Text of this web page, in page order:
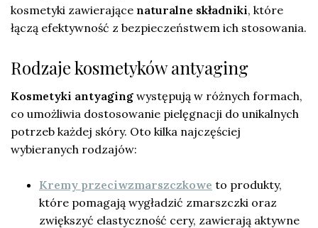
kosmetyki zawierające naturalne składniki, które
łączą efektywność z bezpieczeństwem ich stosowania.
Rodzaje kosmetyków antyaging
Kosmetyki antyaging występują w różnych formach,
co umożliwia dostosowanie pielęgnacji do unikalnych
potrzeb każdej skóry. Oto kilka najczęściej
wybieranych rodzajów:
Kremy przeciwzmarszczkowe to produkty,
które pomagają wygładzić zmarszczki oraz
zwiększyć elastyczność cery, zawierają aktywne